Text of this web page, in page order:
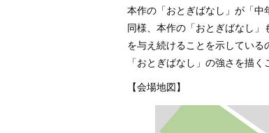
本作の「おとぎばなし」が「中
同様、本作の「おとぎばなし」
を与え続けることを示してい
「おとぎばなし」の強さを描く
【会場地図】